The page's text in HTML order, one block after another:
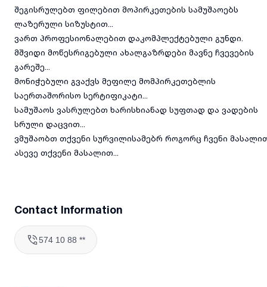
შეგისრულებთ ფილებით მოპირკეთების სამუშაოებს
ლაზერული სიზუსტით...
ვართ პროფესიონალებით დაკომპლექტებული გუნდი.
მშვიდი მოწესრიგებული ახალგაზრდები მავნე ჩვევების
გარეშე...
მონიჭებული გვაქვს მეფილე მომპირკეთებლის
საერთაშორისო სერტიფიკატი...
სამუშაოს ვასრულებთ ხარისხიანად სუფთად და ვადების
სრული დაცვით...
ვმუშაობთ თქვენი სურვილისამებრ როგორც ჩვენი
ასევე თქვენი მასალით...
Contact Information
574 10 88 **